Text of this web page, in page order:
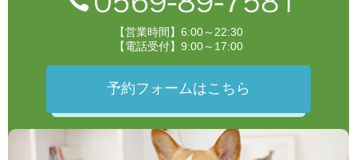
【営業時間】6:00～22:30
【電話受付】9:00～17:00
予約フォームはこちら